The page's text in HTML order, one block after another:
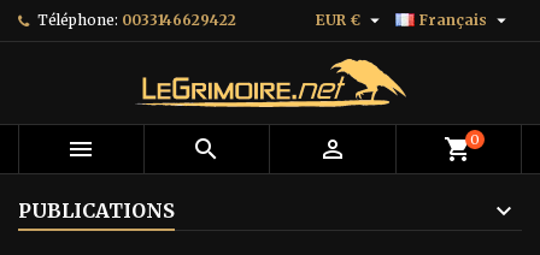
Téléphone: 0033146629422 Français 
EUR € 
   shopping_cart0
PUBLICATIONS